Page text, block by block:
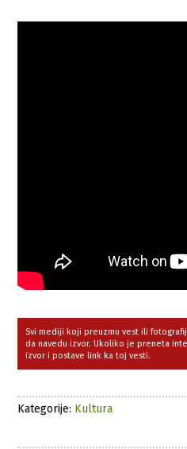
Svi mediji koji preuzmu vest ili
da navedu izvor. Ukoliko je preneta
izvor i postave link ka toj vesti.
Kategorije: Kultura